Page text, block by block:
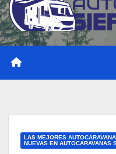
LAS MEJORES
NUEVAS EN AUTOCARAVANAS